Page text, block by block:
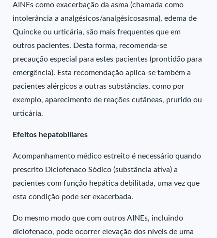
AINEs como exacerbação da asma (chamada como
intolerância a analgésicos/analgésicosasma), edema de
Quincke ou urticária, são mais frequentes que em
outros pacientes. Desta forma, recomenda-se
precaução especial para estes pacientes (prontidão para
emergência). Esta recomendação aplica-se também a
pacientes alérgicos a outras substâncias, como por
exemplo, aparecimento de reações cutâneas, prurido ou
urticária.
Efeitos hepatobiliares
Acompanhamento médico estreito é necessário quando
prescrito Diclofenaco Sódico (substância ativa) a
pacientes com função hepática debilitada, uma vez que
esta condição pode ser exacerbada.
Do mesmo modo que com outros AINEs, incluindo
diclofenaco, pode ocorrer elevação dos níveis de uma